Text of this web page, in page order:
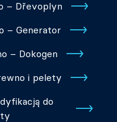
– Dřevoplyn
– Generator
– Dokogen
i pelety
do